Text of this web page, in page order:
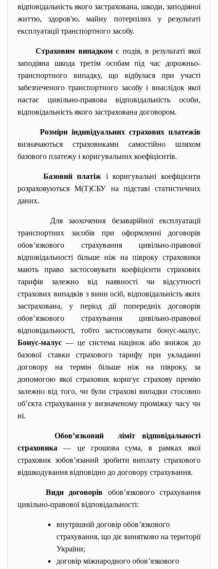
відповідальність якого застрахована, шкоди, заподіяної
життю, здоров'ю, майну потерпілих у результаті
експлуатації транспортного засобу.
Страховим випадкомє подія, в результаті якої
заподіяна шкода третім особам під час дорожньо-
транспортного випадку, що відбулася при участі
забезпеченого транспортного засобу і внаслідок якої
настає цивільно-правова відповідальність особи,
відповідальність якого застрахована договором.
Розміри індивідуальних страхових платежів
визначаються страховиками самостійно шляхом
базового платежу і коригувальних коефіцієнтів.
Базовий платіж і коригувальні коефіцієнти
розраховуються М(Т)СБУ на підставі статистичних
даних.
Для заохочення безаварійної експлуатації
транспортних засобів при оформленні договорів
обов’язкового страхування цивільно-правової
відповідальності більше ніж на півроку страховики
мають право застосовувати коефіцієнти страхових
тарифів залежно від наявності чи відсутності
страхових випадків з вини осіб, відповідальність яких
застрахована, у період дії попередніх договорів
обов’язкового страхування цивільно-правової
відповідальності, тобто застосовувати бонус-малус.
Бонус-малус — це система націнок або знижок до
базової ставки страхового тарифу при укладанні
договору на термін більше ніж на півроку, за
допомогою якої страховик коригує страхову премію
залежно від того, чи були страхові випадки стосовно
об’єкта страхування у визначеному проміжку часу чи
ні.
Обов’язковий ліміт відповідальності
страховика— це грошова сума, в рамках якої
страховик зобов’язаний зробити виплату страхового
відшкодування відповідно до договору страхування.
Види договорів обов’язкового страхування
цивільно-правової відповідальності:
внутрішній договір обов’язкового
страхування, що діє винятково на території
України;
договір міжнародного обов’язкового